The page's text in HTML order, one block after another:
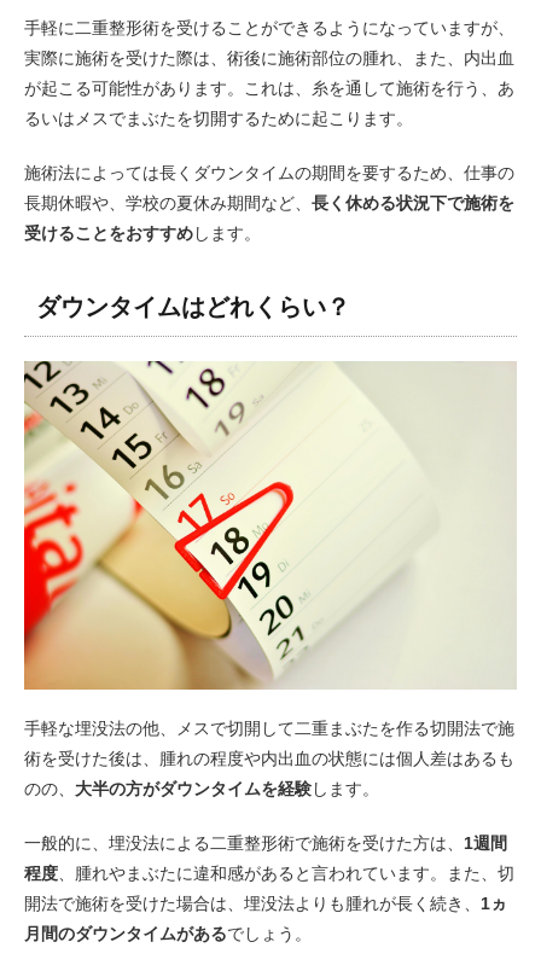
手軽に二重整形術を受けることができるようになっていますが、
実際に施術を受けた際は、術後に施術部位の腫れ、また、内出血
が起こる可能性があります。これは、糸を通して施術を行う、あ
るいはメスでまぶたを切開するために起こります。
施術法によっては長くダウンタイムの期間を要するため、仕事の
長期休暇や、学校の夏休み期間など、 長く休める状況下で施術を
受けることをおすすめします。
ダウンタイムはどれくらい？
手軽な埋没法の他、メスで切開して二重まぶたを作る切開法で施
術を受けた後は、腫れの程度や内出血の状態には個人差はあるも
のの、 大半の方がダウンタイムを経験します。
一般的に、埋没法による二重整形術で施術を受けた方は、 1週間
程度 、腫れやまぶたに違和感があると言われています。また、切
開法で施術を受けた場合は、埋没法よりも腫れが長く続き、 1ヵ
月間のダウンタイムがあるでしょう。